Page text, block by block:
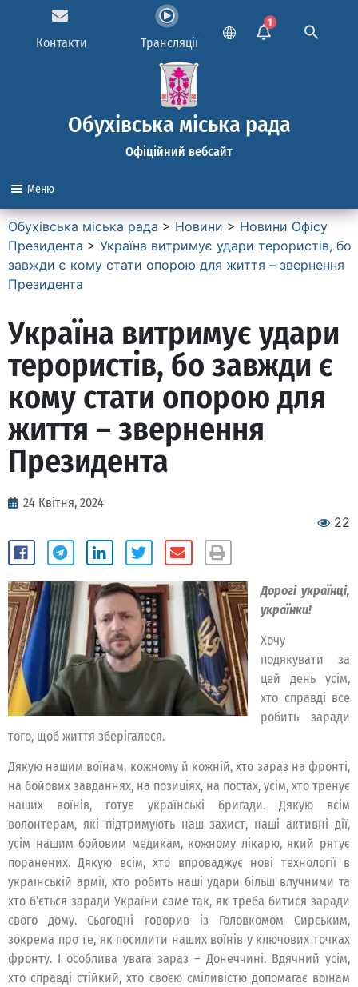
Контакти Трансляції
1
Обухівська міська рада
Офіційний вебсайт
Меню
Обухівська міська рада > Новини > Новини Офісу
Президента > Україна витримує удари терористів, бо
завжди є кому стати опорою для життя – звернення
Президента
Україна витримує удари
терористів, бо завжди є
кому стати опорою для
життя – звернення
Президента
24 Квітня, 2024
22
Дорогі українці,
українки!
Хочу
подякувати за
цей день усім,
хто справді все
робить заради
того, щоб життя зберігалося.
Дякую нашим воїнам, кожному й кожній, хто зараз на фронті,
на бойових завданнях, на позиціях, на постах, усім, хто тренує
наших воїнів, готує українські бригади. Дякую всім
волонтерам, які підтримують наш захист, наші активні дії,
усім нашим бойовим медикам, кожному лікарю, який рятує
поранених. Дякую всім, хто впроваджує нові технології в
українській армії, хто робить наші удари більш влучними та
хто б’ється заради України саме так, як треба битися заради
свого дому. Сьогодні говорив із Головкомом Сирським,
зокрема про те, як посилити наших воїнів у ключових точках
фронту. І особлива увага зараз – Донеччині. Вдячний усім,
хто справді стійкий, хто своєю сміливістю допомагає воїнам